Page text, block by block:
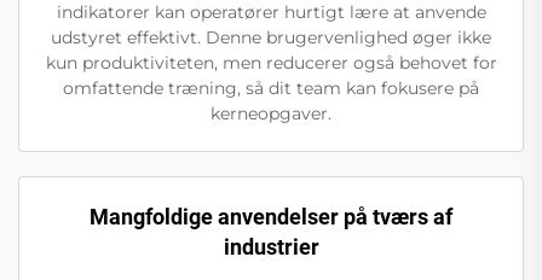
indikatorer kan operatører hurtigt lære at anvende
udstyret effektivt. Denne brugervenlighed øger ikke
kun produktiviteten, men reducerer også behovet for
omfattende træning, så dit team kan fokusere på
kerneopgaver.
Mangfoldige anvendelser på tværs af
industrier